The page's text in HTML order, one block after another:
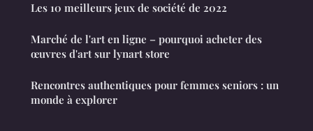
Les 10 meilleurs jeux de société de 2022
Marché de l'art en ligne – pourquoi acheter des
œuvres d'art sur lynart store
Rencontres authentiques pour femmes seniors : un
monde à explorer